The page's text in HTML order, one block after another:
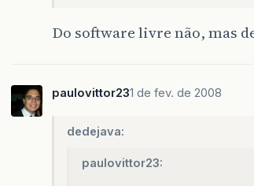
Do software livre não, mas
paulovittor231 de fev. de 2008
dedejava:
paulovittor23: